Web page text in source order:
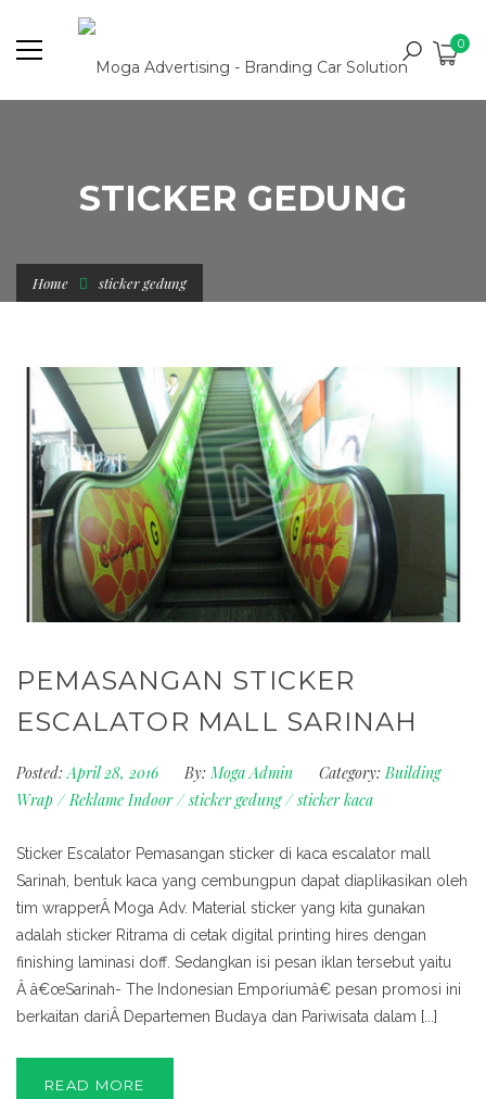
0
STICKER GEDUNG
Home sticker gedung
PEMASANGAN STICKER
ESCALATOR MALL SARINAH
Posted: April 28, 2016 By: Moga Admin Category: Building
Wrap/Reklame Indoor/sticker gedung/sticker kaca
Sticker Escalator Pemasangan sticker di kaca escalator mall
Sarinah, bentuk kaca yang cembungpun dapat diaplikasikan oleh
tim wrapperÂ Moga Adv. Material sticker yang kita gunakan
adalah sticker Ritrama di cetak digital printing hires dengan
finishing laminasi doff. Sedangkan isi pesan iklan tersebut yaitu
Â â€œSarinah- The Indonesian Emporiumâ€ pesan promosi ini
berkaitan dariÂ Departemen Budaya dan Pariwisata dalam [...]
READ MORE